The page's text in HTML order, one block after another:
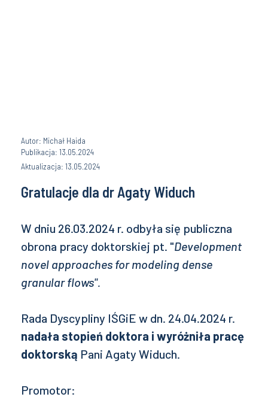
Autor: Michał Haida
Publikacja: 13.05.2024
Aktualizacja: 13.05.2024
Gratulacje dla dr Agaty Widuch
W dniu 26.03.2024 r. odbyła się publiczna
obrona pracy doktorskiej pt. "Development
novel approaches for modeling dense
granular flows".
Rada Dyscypliny IŚGiE w dn. 24.04.2024 r.
nadała stopień doktora i wyróżniła pracę
doktorską Pani Agaty Widuch.
Promotor: